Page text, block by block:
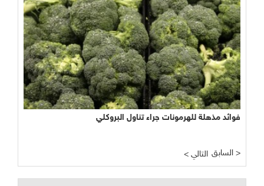
فوائد مذهلة للهرمونات جراء تناول البروكلي
< التالي السابق >